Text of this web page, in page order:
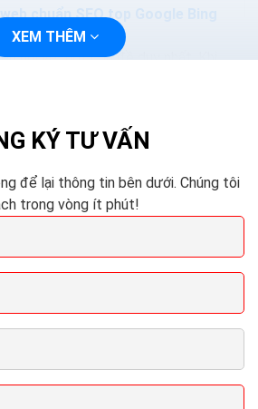
chuẩn SEO top Google Bing
nói về một chủ đề duy nhất. Khi
XEM THÊM
KÝ TƯ VẤN
để lại thông tin bên dưới. Chúng tôi
trong vòng ít phút!